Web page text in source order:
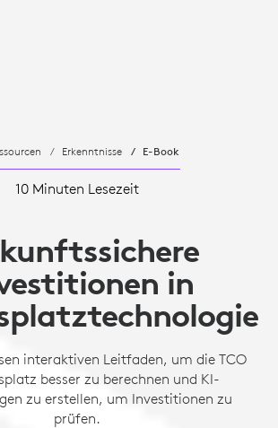
Erkenntnisse E-Book
10 Minuten Lesezeit
in
interaktiven Leitfaden, um die TCO
besser zu berechnen und KI-
zu erstellen, um Investitionen zu
prüfen.